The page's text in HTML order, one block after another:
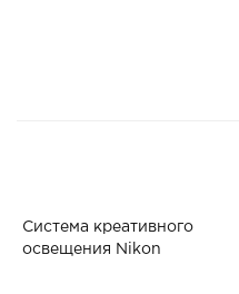
Система креативного
освещения Nikon